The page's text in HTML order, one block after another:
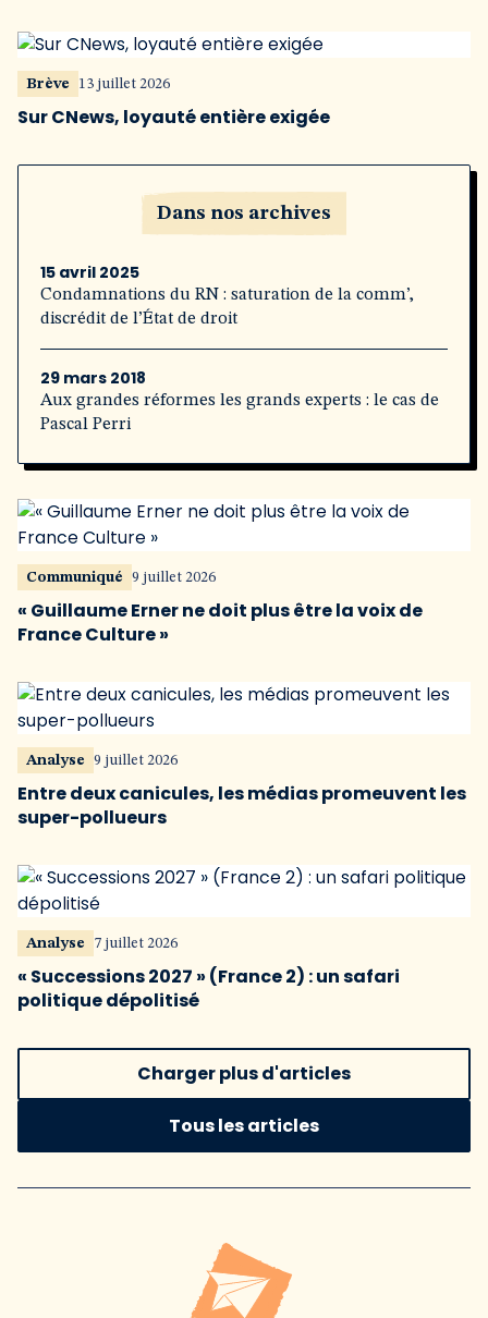
Brève 13 juillet 2026
Sur CNews, loyauté entière exigée
Dans nos archives
15 avril 2025
Condamnations du RN : saturation de la comm’,
discrédit de l’État de droit
29 mars 2018
Aux grandes réformes les grands experts : le cas de
Pascal Perri
Communiqué 9 juillet 2026
« Guillaume Erner ne doit plus être la voix de
France Culture »
Analyse 9 juillet 2026
Entre deux canicules, les médias promeuvent les
super-pollueurs
Analyse 7 juillet 2026
« Successions 2027 » (France 2) : un safari
politique dépolitisé
Charger plus d'articles
Tous les articles